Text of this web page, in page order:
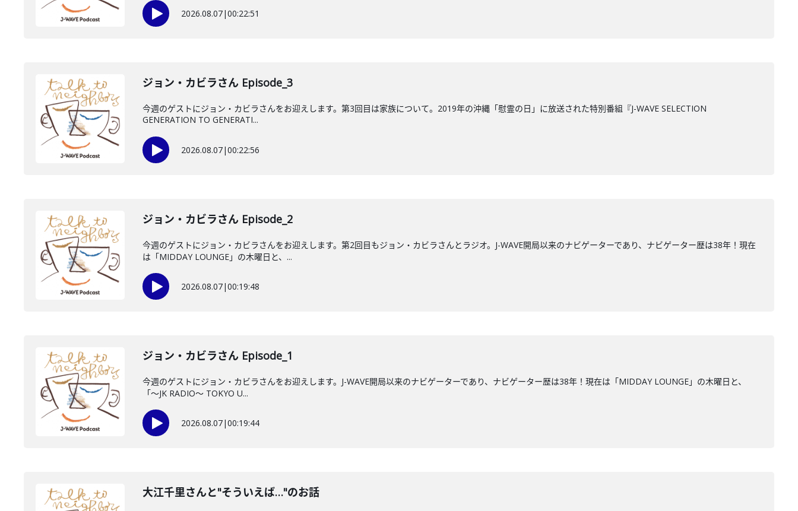
2026.08.07|00:22:51
ジョン・カビラさん Episode_3
今週のゲストにジョン・カビラさんをお迎えします。第3回目は家族について。2019年の沖縄「慰霊の日」に放送された特別番組『J-WAVE SELECTION
GENERATION TO GENERATI...
2026.08.07|00:22:56
ジョン・カビラさん Episode_2
今週のゲストにジョン・カビラさんをお迎えします。第2回目もジョン・カビラさんとラジオ。J-WAVE開局以来のナビゲーターであり、ナビゲーター歴は38年！現在
は「MIDDAY LOUNGE」の木曜日と、...
2026.08.07|00:19:48
ジョン・カビラさん Episode_1
今週のゲストにジョン・カビラさんをお迎えします。J-WAVE開局以来のナビゲーターであり、ナビゲーター歴は38年！現在は「MIDDAY LOUNGE」の木曜日と、
「〜JK RADIO〜 TOKYO U...
2026.08.07|00:19:44
大江千里さんと"そういえば…"のお話